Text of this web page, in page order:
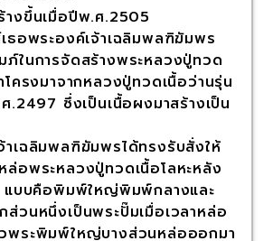
างขึ้นเมื่อปีพ.ศ.2505
ธอพระองค์เจ้าเฉลิมพลฑิฆัมพร
ภ์ในการจัดสร้างพระหลวงปู่ทวด
โครงมาจากหลวงปู่ทวดเนื้อว่านรุ่น
.2497 ซึ่งเป็นเนื้อผงมาสร้างเป็น
าเฉลิมพลฑิฆัมพรได้ทรงรับสั่งให้
ล่อพระหลวงปู่ทวดเนื้อโลหะหลัง
แบบคือพิมพ์ใหญ่พิมพ์กลางและ
วนหนึ่งเป็นพระปั๊มเมื่อเวลาหล่อ
พระพิมพ์ใหญ่บางส่วนหล่อออกมา